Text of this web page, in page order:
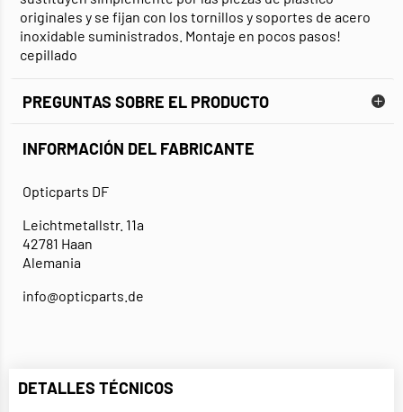
originales y se fijan con los tornillos y soportes de acero
inoxidable suministrados. Montaje en pocos pasos!
cepillado
PREGUNTAS SOBRE EL PRODUCTO
INFORMACIÓN DEL FABRICANTE
Opticparts DF
Leichtmetallstr. 11a
42781 Haan
Alemania
info@opticparts.de
DETALLES TÉCNICOS